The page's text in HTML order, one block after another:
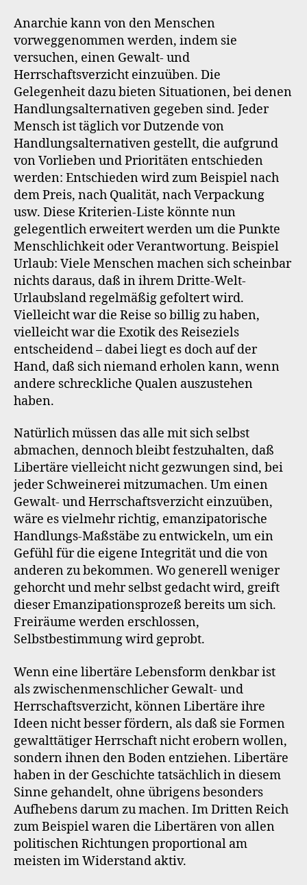
Anarchie kann von den Menschen
vorweggenommen werden, indem sie
versuchen, einen Gewalt- und
Herrschaftsverzicht einzuüben. Die
Gelegenheit dazu bieten Situationen, bei denen
Handlungsalternativen gegeben sind. Jeder
Mensch ist täglich vor Dutzende von
Handlungsalternativen gestellt, die aufgrund
von Vorlieben und Prioritäten entschieden
werden: Entschieden wird zum Beispiel nach
dem Preis, nach Qualität, nach Verpackung
usw. Diese Kriterien-Liste könnte nun
gelegentlich erweitert werden um die Punkte
Menschlichkeit oder Verantwortung. Beispiel
Urlaub: Viele Menschen machen sich scheinbar
nichts daraus, daß in ihrem Dritte-Welt-
Urlaubsland regelmäßig gefoltert wird.
Vielleicht war die Reise so billig zu haben,
vielleicht war die Exotik des Reiseziels
entscheidend – dabei liegt es doch auf der
Hand, daß sich niemand erholen kann, wenn
andere schreckliche Qualen auszustehen
haben.
Natürlich müssen das alle mit sich selbst
abmachen, dennoch bleibt festzuhalten, daß
Libertäre vielleicht nicht gezwungen sind, bei
jeder Schweinerei mitzumachen. Um einen
Gewalt- und Herrschaftsverzicht einzuüben,
wäre es vielmehr richtig, emanzipatorische
Handlungs-Maßstäbe zu entwickeln, um ein
Gefühl für die eigene Integrität und die von
anderen zu bekommen. Wo generell weniger
gehorcht und mehr selbst gedacht wird, greift
dieser Emanzipationsprozeß bereits um sich.
Freiräume werden erschlossen,
Selbstbestimmung wird geprobt.
Wenn eine libertäre Lebensform denkbar ist
als zwischenmenschlicher Gewalt- und
Herrschaftsverzicht, können Libertäre ihre
Ideen nicht besser fördern, als daß sie Formen
gewalttätiger Herrschaft nicht erobern wollen,
sondern ihnen den Boden entziehen. Libertäre
haben in der Geschichte tatsächlich in diesem
Sinne gehandelt, ohne übrigens besonders
Aufhebens darum zu machen. Im Dritten Reich
zum Beispiel waren die Libertären von allen
politischen Richtungen proportional am
meisten im Widerstand aktiv.